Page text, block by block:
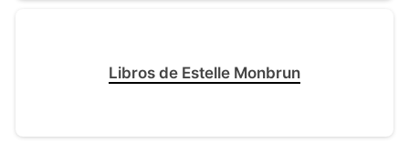
Libros de Estelle Monbrun